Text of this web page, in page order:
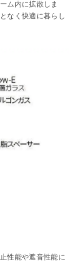
ム内に拡散しま
なく快適に暮らし
性能や遮音性能に